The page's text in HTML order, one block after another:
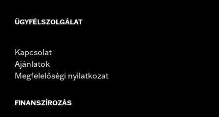
ÜGYFÉLSZOLGÁLAT
Kapcsolat
Ajánlatok
Megfelelőségi nyilatkozat
FINANSZÍROZÁS